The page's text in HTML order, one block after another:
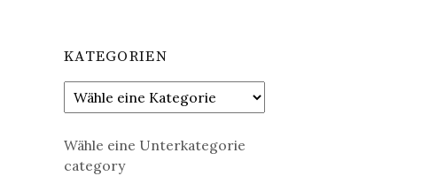
KATEGORIEN
Wähle eine Unterkategorie
category